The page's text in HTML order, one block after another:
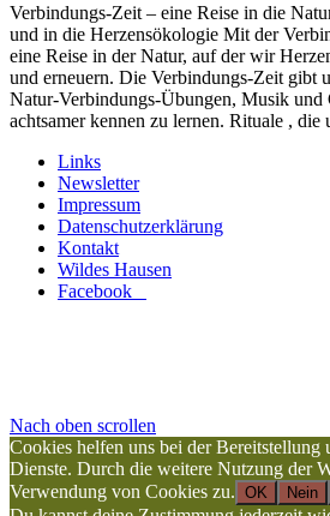
Verbindungs-Zeit – eine Reise in die
und in die Herzensökologie Mit der
eine Reise in der Natur, auf der wir
und erneuern. Die Verbindungs-Zeit gibt
Natur-Verbindungs-Übungen, Musik
achtsamer kennen zu lernen. Rituale ,
Links
Newsletter
Impressum
Datenschutzerklärung
Kontakt
Wildes Hausen
Facebook
Nach oben scrollen
Cookies helfen uns bei der Bereitstellung
Dienste. Durch die weitere Nutzung der
Verwendung von Cookies zu. OK Nein